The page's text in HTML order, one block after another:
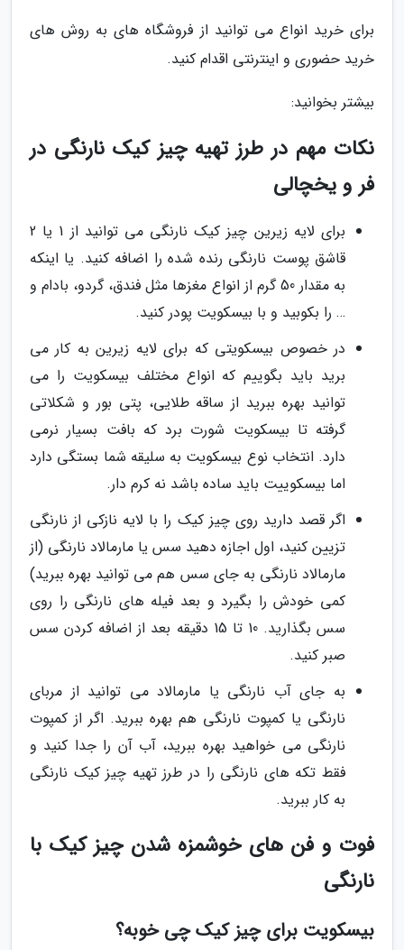
برای خرید انواع می توانید از فروشگاه های به روش های
خرید حضوری و اینترنتی اقدام کنید.
بیشتر بخوانید:
نکات مهم در طرز تهیه چیز کیک نارنگی در
فر و یخچالی
برای لایه زیرین چیز کیک نارنگی می توانید از 1 یا 2
قاشق پوست نارنگی رنده شده را اضافه کنید. یا اینکه
به مقدار 50 گرم از انواع مغزها مثل فندق، گردو، بادام و
… را بکوبید و با بیسکویت پودر کنید.
در خصوص بیسکویتی که برای لایه زیرین به کار می
برید باید بگوییم که انواع مختلف بیسکویت را می
توانید بهره ببرید از ساقه طلایی، پتی بور و شکلاتی
گرفته تا بیسکویت شورت برد که بافت بسیار نرمی
دارد. انتخاب نوع بیسکویت به سلیقه شما بستگی دارد
اما بیسکوییت باید ساده باشد نه کرم دار.
اگر قصد دارید روی چیز کیک را با لایه نازکی از نارنگی
تزیین کنید، اول اجازه دهید سس یا مارمالاد نارنگی (از
مارمالاد نارنگی به جای سس هم می توانید بهره ببرید)
کمی خودش را بگیرد و بعد فیله های نارنگی را روی
سس بگذارید. 10 تا 15 دقیقه بعد از اضافه کردن سس
صبر کنید.
به جای آب نارنگی یا مارمالاد می توانید از مربای
نارنگی یا کمپوت نارنگی هم بهره ببرید. اگر از کمپوت
نارنگی می خواهید بهره ببرید، آب آن را جدا کنید و
فقط تکه های نارنگی را در طرز تهیه چیز کیک نارنگی
به کار ببرید.
فوت و فن های خوشمزه شدن چیز کیک با
نارنگی
بیسکویت برای چیز کیک چی خوبه؟